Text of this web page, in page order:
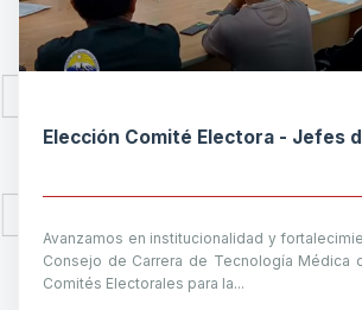
Elección Comité Electora - Jefes
Avanzamos en institucionalidad y
Consejo de Carrera de Tecnología Médica
Comités Electorales para la...